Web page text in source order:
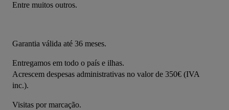
Entre muitos outros.
Garantia válida até 36 meses.
Entregamos em todo o país e ilhas.
Acrescem despesas administrativas no valor de 350€ (IVA
inc.).
Visitas por marcação.